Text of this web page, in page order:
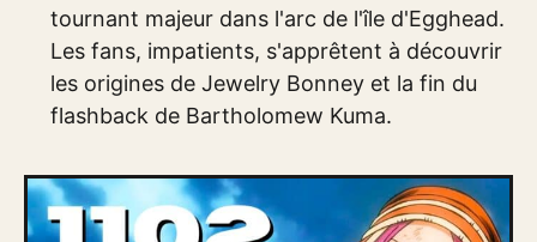
tournant majeur dans l'arc de l'île d'Egghead.
Les fans, impatients, s'apprêtent à découvrir
les origines de Jewelry Bonney et la fin du
flashback de Bartholomew Kuma.